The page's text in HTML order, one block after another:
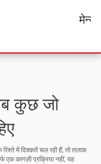
मेन्यू
कुछ जो
में दिक्कतें चल रही हैं, तो तलाक
एक कागज़ी प्रक्रिया नहीं, यह